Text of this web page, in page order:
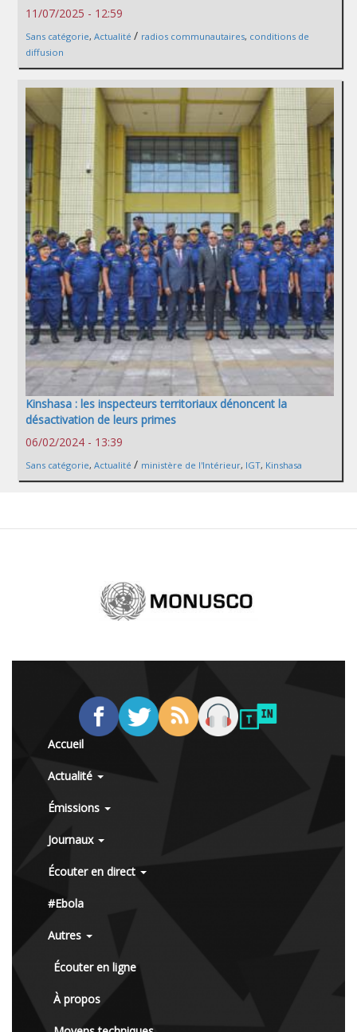
11/07/2025 - 12:59
Sans catégorie, Actualité / radios communautaires, conditions de
diffusion
Kinshasa : les inspecteurs territoriaux dénoncent la
désactivation de leurs primes
06/02/2024 - 13:39
Sans catégorie, Actualité / ministère de l'Intérieur, IGT, Kinshasa
Accueil
Actualité
Émissions
Journaux
Écouter en direct
#Ebola
Autres
Écouter en ligne
À propos